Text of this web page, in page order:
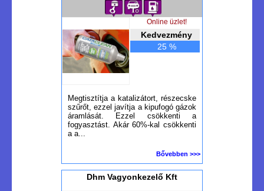
Kedvezmény
25 %
Online üzlet!
Megtisztítja a katalizátort, részecske
szűrőt, ezzel javítja a kipufogó gázok
áramlását. Ezzel csökkenti a
fogyasztást. Akár 60%-kal csökkenti
a a...
Bővebben >>>
Dhm Vagyonkezelő Kft